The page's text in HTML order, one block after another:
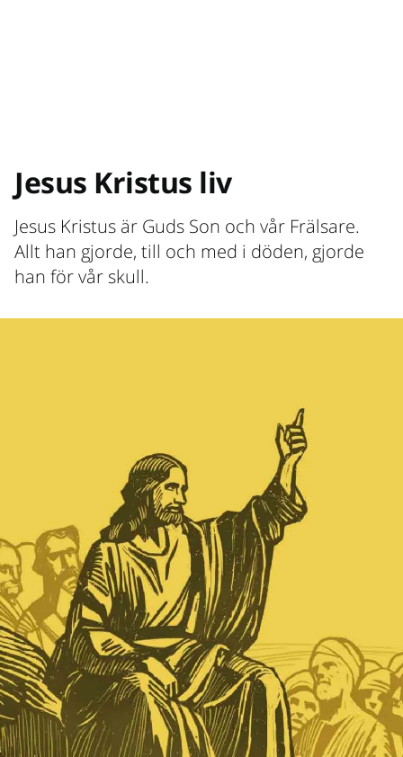
Jesus Kristus liv
Jesus Kristus är Guds Son och vår Frälsare.
Allt han gjorde, till och med i döden, gjorde
han för vår skull.